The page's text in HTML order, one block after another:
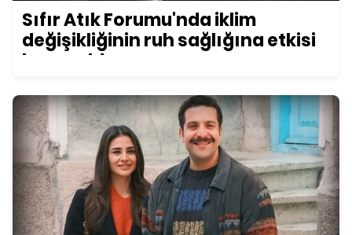
Sıfır Atık Forumu'nda iklim
değişikliğinin ruh sağlığına etkisi
konuşuldu